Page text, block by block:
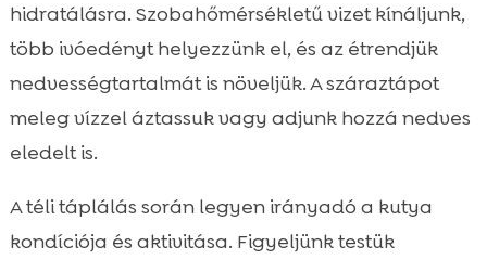
hidratálásra. Szobahőmérsékletű vizet kínáljunk,
több ivóedényt helyezzünk el, és az étrendjük
nedvességtartalmát is növeljük. A száraztápot
meleg vízzel áztassuk vagy adjunk hozzá nedves
eledelt is.
A téli táplálás során legyen irányadó a kutya
kondíciója és aktivitása. Figyeljünk testük